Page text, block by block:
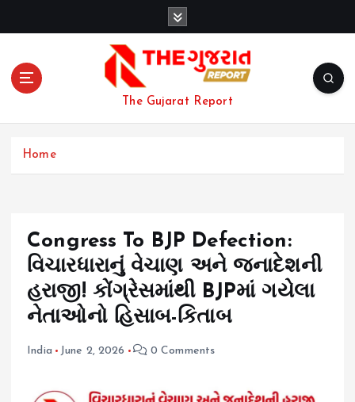
The Gujarat Report
Home
Congress To BJP Defection:
વિચારધારાનું વેચાણ અને જનાદેશની
હરાજી! કોંગ્રેસમાંથી BJPમાં ગયેલા
નેતાઓનો હિસાબ-કિતાબ
India June 2, 2026 0 Comments